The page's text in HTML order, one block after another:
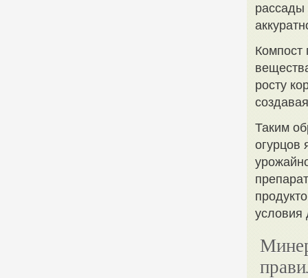
рассады
Компост
росту
Таким
огурцов
условия